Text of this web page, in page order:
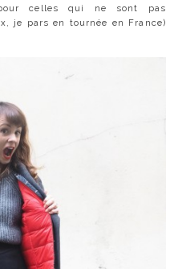
celles qui ne sont pas
je pars en tournée en France)